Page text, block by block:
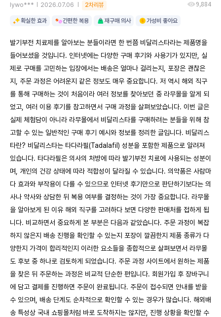
lywo*** 2026.07.06 2차리뷰 9,884
확실한 효과 간편한 복용 재구매 의사 가성비 좋아요
발기부전 치료제를 알아보는 분들이라면 한 번쯤 비달리스타라는 제품명을
들어보셨을 것입니다. 인터넷에는 다양한 구매 후기와 사용기가 있지만, 실
제로 구매를 고민하는 입장에서는 배송은 얼마나 걸리는지, 포장은 괜찮은
지, 주문 과정은 어려운지 같은 정보도 매우 중요합니다. 저 역시 해외 직구
를 통해 구매하는 것이 처음이라 여러 정보를 찾아보던 중 라무몰을 알게 되
었고, 여러 이용 후기를 참고하면서 구매 과정을 살펴보았습니다. 이번 글은
실제 체험담이 아니라 라무몰에서 비달리스타를 구매하려는 분들을 위해 참
고할 수 있는 일반적인 구매 후기 예시와 정보를 정리한 글입니다. 비달리스
타란? 비달리스타는 타다라필(Tadalafil) 성분을 포함한 제품으로 알려져
있습니다. 타다라필은 의사의 처방에 따라 발기부전 치료에 사용되는 성분이
며, 개인의 건강 상태에 따라 적합성이 달라질 수 있습니다. 의약품은 사람마
다 효과와 부작용이 다를 수 있으므로 인터넷 후기만으로 판단하기보다는 의
사나 약사와 상담한 뒤 복용 여부를 결정하는 것이 가장 중요합니다. 라무몰
을 알아보게 된 이유 해외 직구를 고려하다 보면 다양한 판매처를 접하게 됩
니다. 비교하면서 중요하게 본 부분은 다음과 같았습니다. 주문 과정이 복잡
하지 않은지 배송 진행을 확인할 수 있는지 포장이 깔끔한지 제품 종류가 다
양한지 가격이 합리적인지 이러한 요소들을 종합적으로 살펴보면서 라무몰
도 후보 중 하나로 검토하게 되었습니다. 주문 과정 사이트에서 원하는 제품
을 찾은 뒤 주문하는 과정은 비교적 단순한 편입니다. 회원가입 후 장바구니
에 담고 결제를 진행하면 주문이 완료됩니다. 주문이 접수되면 안내를 받을
수 있으며, 배송 단계도 순차적으로 확인할 수 있는 경우가 많습니다. 해외배
송 특성상 국내 쇼핑몰처럼 바로 도착하지는 않지만, 진행 상황을 확인할 수